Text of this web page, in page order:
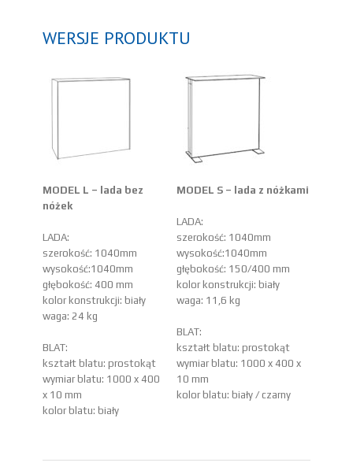
WERSJE PRODUKTU
MODEL L – lada bez
nóżek
LADA:
szerokość: 1040mm
wysokość:1040mm
głębokość: 400 mm
kolor konstrukcji: biały
waga: 24 kg
BLAT:
kształt blatu: prostokąt
wymiar blatu: 1000 x 400
x 10 mm
kolor blatu: biały
MODEL S – lada z nóżkami
LADA:
szerokość: 1040mm
wysokość:1040mm
głębokość: 150/400 mm
kolor konstrukcji: biały
waga: 11,6 kg
BLAT:
kształt blatu: prostokąt
wymiar blatu: 1000 x 400 x
10 mm
kolor blatu: biały / czarny